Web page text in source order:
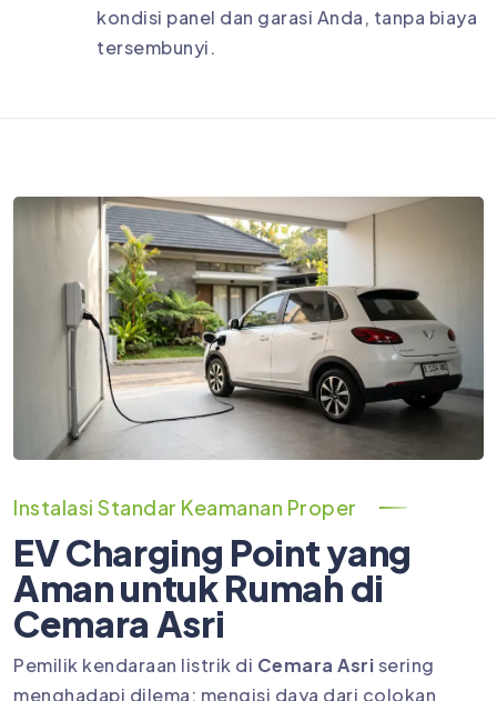
kondisi panel dan garasi Anda, tanpa biaya
tersembunyi.
Instalasi Standar Keamanan Proper
EV Charging Point yang
Aman untuk Rumah di
Cemara Asri
Pemilik kendaraan listrik di Cemara Asrisering
menghadapi dilema: mengisi daya dari colokan